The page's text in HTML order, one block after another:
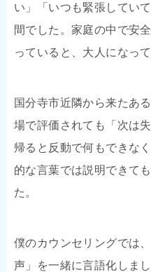
い」「いつも緊張してい
間でした。家庭の中で安
っていると、大人になっ
国分寺市近隣から来たあ
場で評価されても「次は
帰ると反動で何もできな
的な言葉では説明できて
た。
僕のカウンセリングでは
声」を一緒に言語化しま